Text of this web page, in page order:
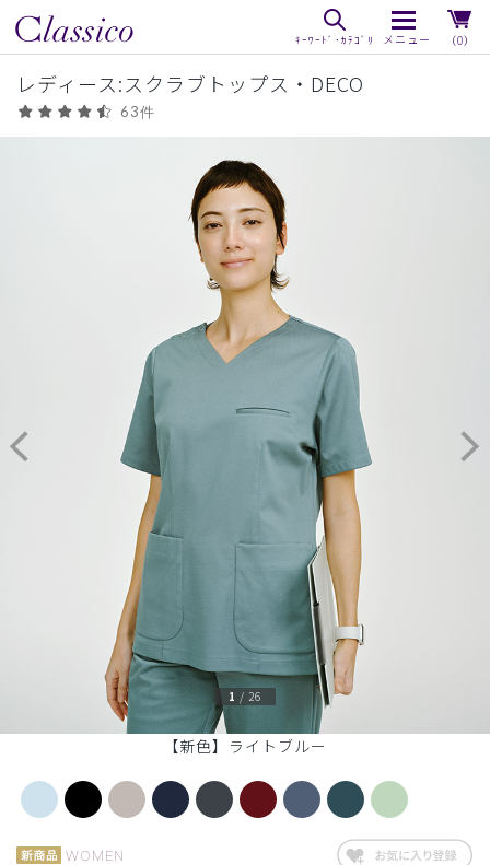
（0）
レディース:スクラブトップス・DECO
63件
【新色】ライトブルー
1 / 26
WOMEN